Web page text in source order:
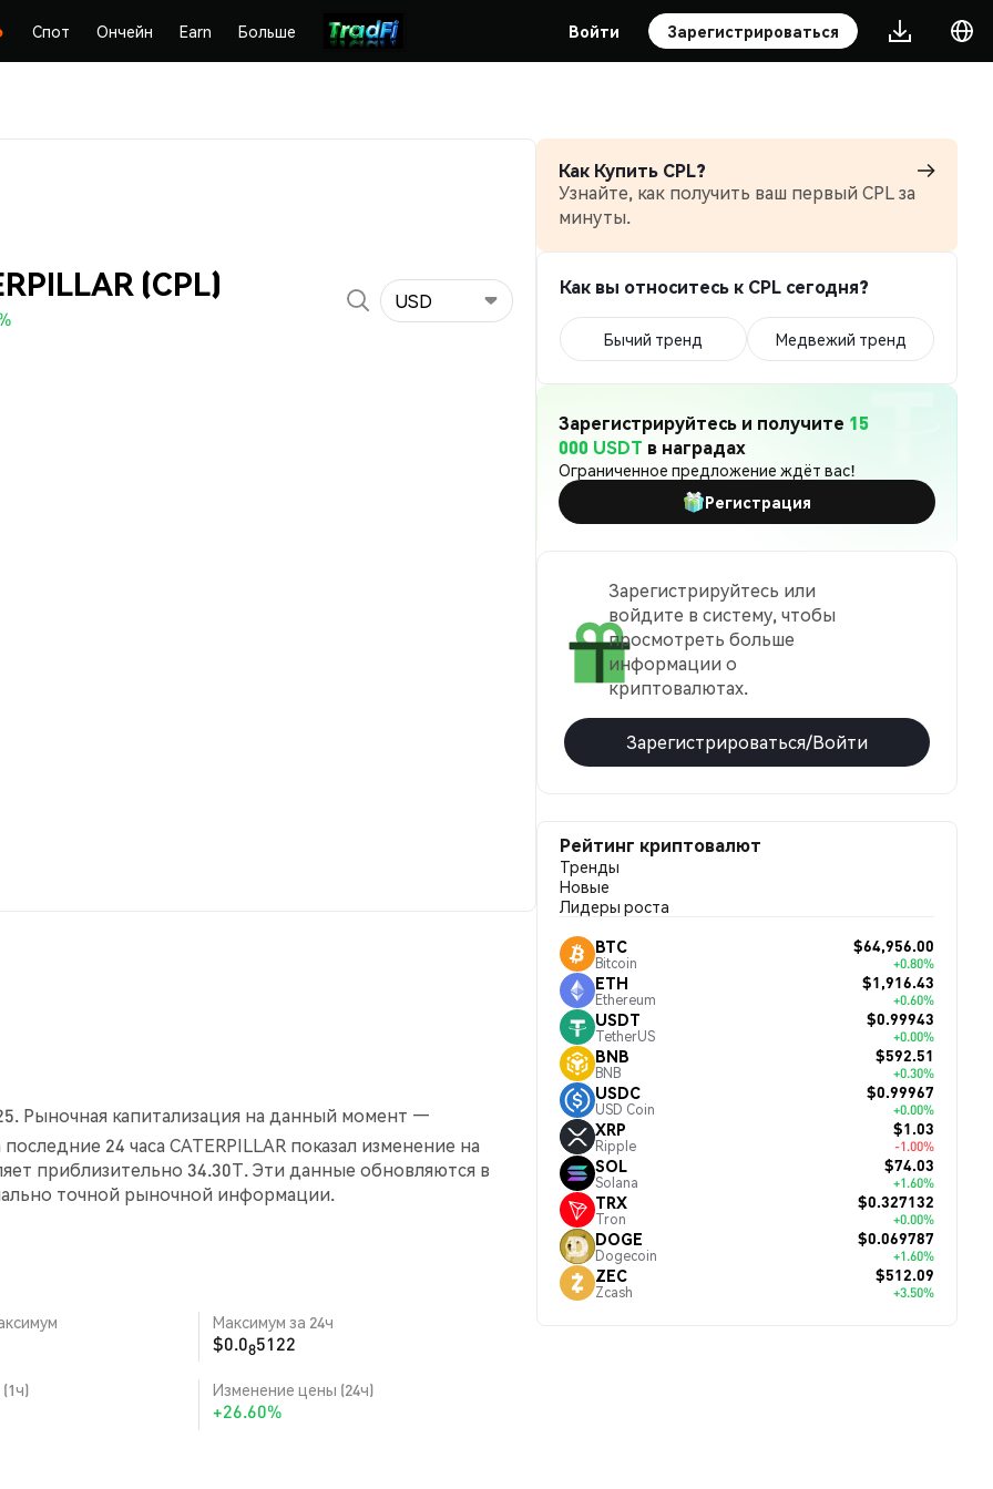
Спот Ончейн Earn Больше Войти Зарегистрироваться
(CPL) USD
Рыночная капитализация на данный момент —
24 часа CATERPILLAR показал изменение на
приблизительно 34.30T. Эти данные обновляются в
точной рыночной информации.
Максимум за 24ч
$0.085122
Изменение цены (24ч)
+26.60%
Как Купить CPL?
Узнайте, как получить ваш первый CPL за
минуты.
Как вы относитесь к CPL сегодня?
Бычий тренд Медвежий тренд
Зарегистрируйтесь и получите 15
000 USDT в наградах
Ограниченное предложение ждёт вас!
Регистрация
Зарегистрируйтесь или
войдите в систему, чтобы
просмотреть больше
информации о
криптовалютах.
Зарегистрироваться/Войти
Рейтинг криптовалют
Тренды
Новые
Лидеры роста
BTC
Bitcoin
$64,956.00
+0.80%
ETH
Ethereum
$1,916.43
+0.60%
USDT
TetherUS
$0.99943
+0.00%
BNB
BNB
$592.51
+0.30%
USDC
USD Coin
$0.99967
+0.00%
XRP
Ripple
$1.03
-1.00%
SOL
Solana
$74.03
+1.60%
TRX
Tron
$0.327132
+0.00%
DOGE
Dogecoin
$0.069787
+1.60%
ZEC
Zcash
$512.09
+3.50%